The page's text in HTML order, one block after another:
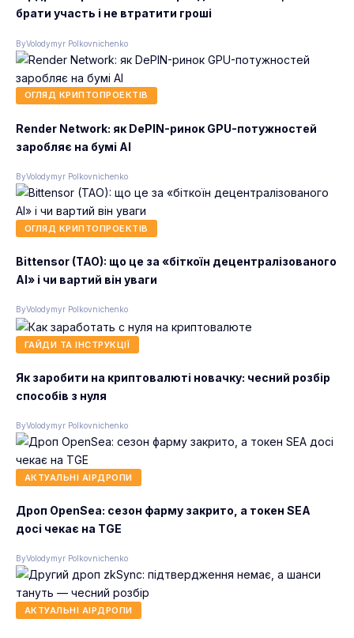
брати участь і не втратити гроші
ByVolodymyr Polkovnichenko
ОГЛЯД КРИПТОПРОЕКТІВ
Render Network: як DePIN-ринок GPU-потужностей
заробляє на бумі AI
ByVolodymyr Polkovnichenko
ОГЛЯД КРИПТОПРОЕКТІВ
Bittensor (TAO): що це за «біткоїн децентралізованого
AI» і чи вартий він уваги
ByVolodymyr Polkovnichenko
ГАЙДИ ТА ІНСТРУКЦІЇ
Як заробити на криптовалюті новачку: чесний розбір
способів з нуля
ByVolodymyr Polkovnichenko
АКТУАЛЬНІ АІРДРОПИ
Дроп OpenSea: сезон фарму закрито, а токен SEA
досі чекає на TGE
ByVolodymyr Polkovnichenko
АКТУАЛЬНІ АІРДРОПИ